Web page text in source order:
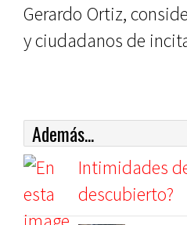
Gerardo Ortiz,
y ciudadanos de
Además...
Intimidades
descubierto?